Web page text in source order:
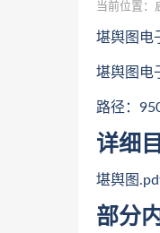
当前位置：
堪舆图电
堪舆图电
路径：
详细
堪舆图
部分